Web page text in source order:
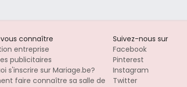
connaître
entreprise
publicitaires
s'inscrire sur Mariage.be?
faire connaître sa salle de
Suivez-nous sur
Facebook
Pinterest
Instagram
Twitter